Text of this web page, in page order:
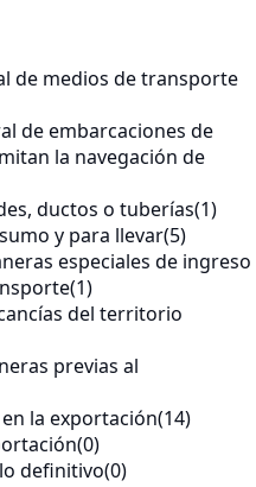
de medios de transporte
de embarcaciones de
la navegación de
ductos o tuberías(1)
y para llevar(5)
especiales de ingreso
(1)
del territorio
previas al
la exportación(14)
(0)
definitivo(0)